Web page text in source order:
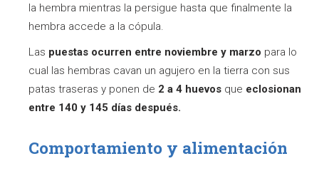
la hembra mientras la persigue hasta que finalmente la
hembra accede a la cópula.
Las puestas ocurren entre noviembre y marzo para lo
cual las hembras cavan un agujero en la tierra con sus
patas traseras y ponen de 2 a 4 huevos que eclosionan
entre 140 y 145 días después.
Comportamiento y alimentación